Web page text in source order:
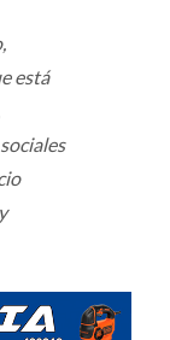
está